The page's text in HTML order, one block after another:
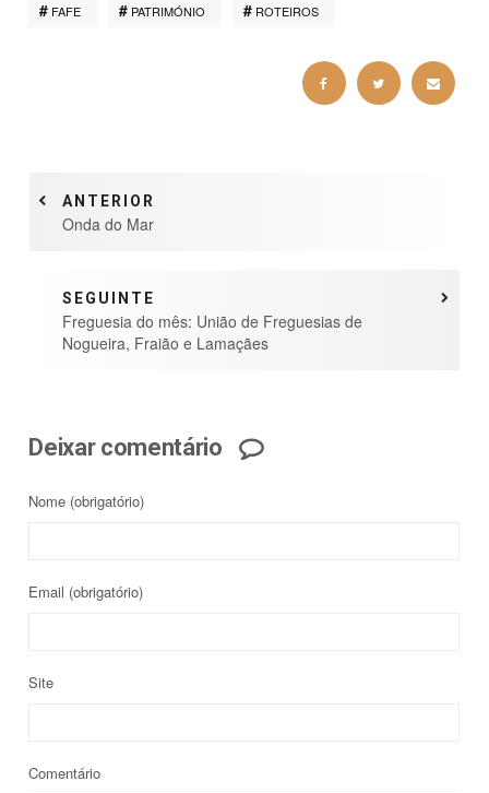
FAFE PATRIMÓNIO ROTEIROS
ANTERIOR
Onda do Mar
SEGUINTE
Freguesia do mês: União de Freguesias de
Nogueira, Fraião e Lamaçães
Deixar comentário
Nome (obrigatório)
Email (obrigatório)
Site
Comentário